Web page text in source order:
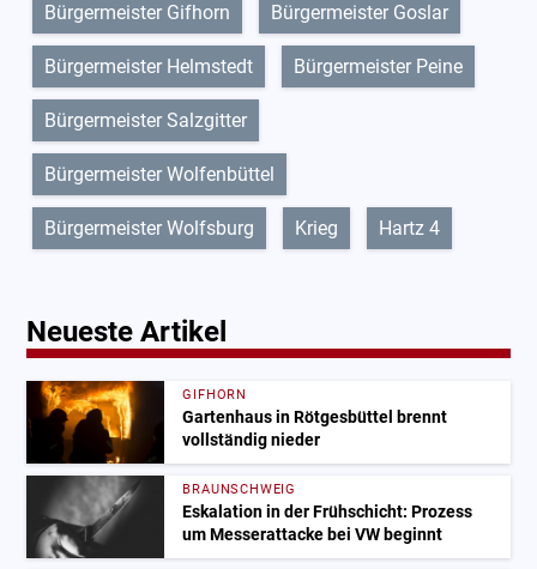
Bürgermeister Gifhorn Bürgermeister Goslar
Bürgermeister Helmstedt Bürgermeister Peine
Bürgermeister Salzgitter
Bürgermeister Wolfenbüttel
Bürgermeister Wolfsburg Krieg Hartz 4
Neueste Artikel
GIFHORN
Gartenhaus in Rötgesbüttel brennt
vollständig nieder
BRAUNSCHWEIG
Eskalation in der Frühschicht: Prozess
um Messerattacke bei VW beginnt